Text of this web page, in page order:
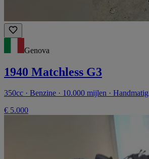
Genova
1940 Matchless G3
350cc · Benzine · 10.000 mijlen · Handmatig
€ 5.000